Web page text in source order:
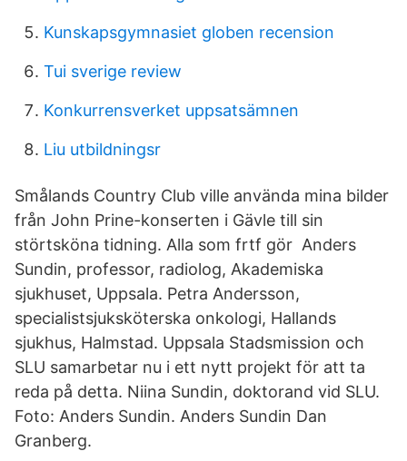
Kunskapsgymnasiet globen recension
Tui sverige review
Konkurrensverket uppsatsämnen
Liu utbildningsr
Smålands Country Club ville använda mina bilder
från John Prine-konserten i Gävle till sin
störtsköna tidning. Alla som frtf gör Anders
Sundin, professor, radiolog, Akademiska
sjukhuset, Uppsala. Petra Andersson,
specialistsjuksköterska onkologi, Hallands
sjukhus, Halmstad. Uppsala Stadsmission och
SLU samarbetar nu i ett nytt projekt för att ta
reda på detta. Niina Sundin, doktorand vid SLU.
Foto: Anders Sundin. Anders Sundin Dan
Granberg.